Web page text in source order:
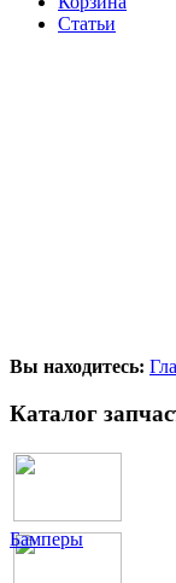
Статьи
Вы находитесь:
Каталог
Бамперы